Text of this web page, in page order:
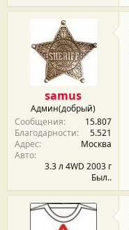
samus
Админ(добрый)
Сообщения
15.807
Благодарности
5.521
Адрес
Москва
Авто
3.3 л 4WD 2003 г
Был..